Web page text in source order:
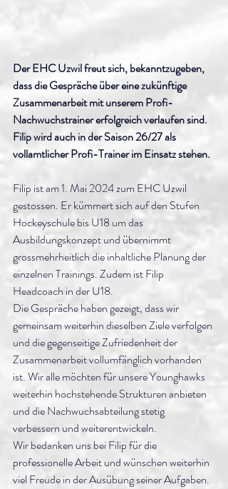
Der EHC Uzwil freut sich, bekanntzugeben,
dass die Gespräche über eine zukünftige
Zusammenarbeit mit unserem Profi-
Nachwuchstrainer erfolgreich verlaufen sind.
Filip wird auch in der Saison 26/27 als
vollamtlicher Profi-Trainer im Einsatz stehen.
Filip ist am 1. Mai 2024 zum EHC Uzwil
gestossen. Er kümmert sich auf den Stufen
Hockeyschule bis U18 um das
Ausbildungskonzept und übernimmt
grossmehrheitlich die inhaltliche Planung der
einzelnen Trainings. Zudem ist Filip
Headcoach in der U18.
Die Gespräche haben gezeigt, dass wir
gemeinsam weiterhin dieselben Ziele verfolgen
und die gegenseitige Zufriedenheit der
Zusammenarbeit vollumfänglich vorhanden
ist. Wir alle möchten für unsere Younghawks
weiterhin hochstehende Strukturen anbieten
und die Nachwuchsabteilung stetig
verbessern und weiterentwickeln.
Wir bedanken uns bei Filip für die
professionelle Arbeit und wünschen weiterhin
viel Freude in der Ausübung seiner Aufgaben.